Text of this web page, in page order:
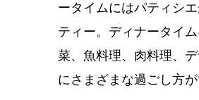
ータイムにはパティシ
ティー。ディナータイ
菜、魚料理、肉料理、
にさまざまな過ごし方が